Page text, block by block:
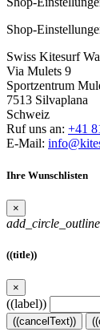
Shop-
Swiss Kitesurf
Via Mulets 9
Sportzentrum
7513 Silvaplana
Schweiz
Ruf uns an: +41
E-Mail:
Ihre Wunschlisten
×
add_circle_outline
((title))
×
((label))
((cancelText))